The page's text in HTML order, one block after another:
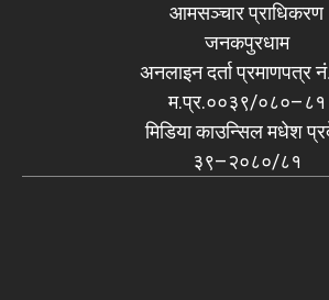
आमसञ्चार प्राधिकरण
जनकपुरधाम
अनलाइन दर्ता प्रमाणपत्र
म.प्र.००३९/०८०–८१
मिडिया काउन्सिल मधेश
३९–२०८०/८१